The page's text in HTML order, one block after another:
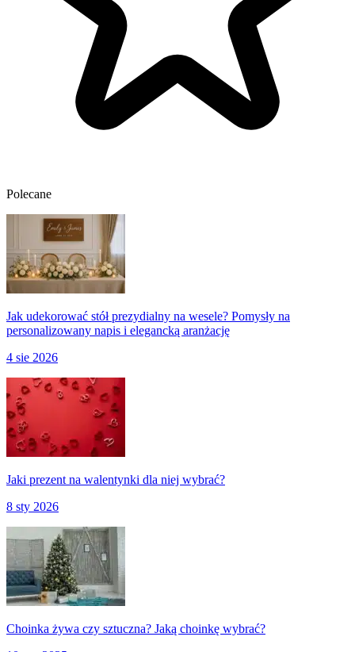
Polecane
Jak udekorować stół prezydialny na wesele? Pomysły na
personalizowany napis i elegancką aranżację
4 sie 2026
Jaki prezent na walentynki dla niej wybrać?
8 sty 2026
Choinka żywa czy sztuczna? Jaką choinkę wybrać?